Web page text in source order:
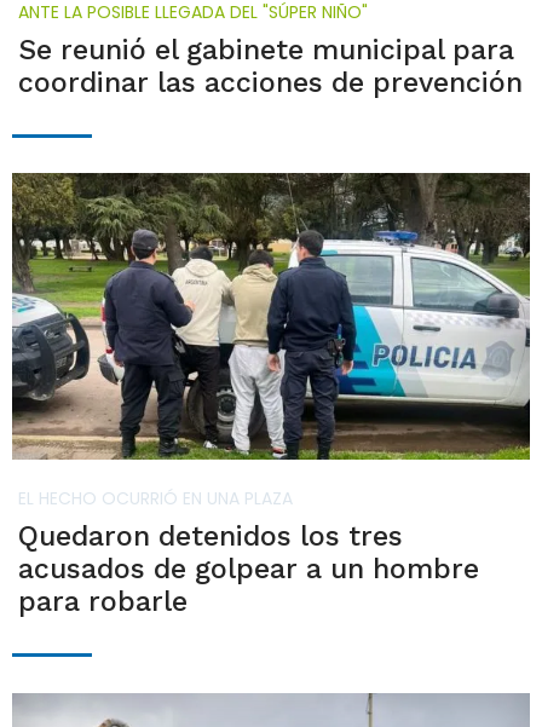
ANTE LA POSIBLE LLEGADA DEL "SÚPER NIÑO"
Se reunió el gabinete municipal para
coordinar las acciones de prevención
EL HECHO OCURRIÓ EN UNA PLAZA
Quedaron detenidos los tres
acusados de golpear a un hombre
para robarle